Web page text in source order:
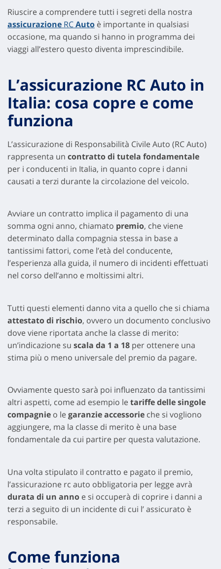
Riuscire a comprendere tutti i segreti della nostra
assicurazione RCAuto è importante in qualsiasi
occasione, ma quando si hanno in programma dei
viaggi all’estero questo diventa imprescindibile.
L’assicurazione RC Auto in
Italia: cosa copre e come
funziona
L’assicurazione di Responsabilità Civile Auto (RC Auto)
rappresenta un contratto di tutela fondamentale
per i conducenti in Italia, in quanto copre i danni
causati a terzi durante la circolazione del veicolo.
Avviare un contratto implica il pagamento di una
somma ogni anno, chiamato premio, che viene
determinato dalla compagnia stessa in base a
tantissimi fattori, come l’età del conducente,
l’esperienza alla guida, il numero di incidenti effettuati
nel corso dell’anno e moltissimi altri.
Tutti questi elementi danno vita a quello che si chiama
attestato di rischio, ovvero un documento conclusivo
dove viene riportata anche la classe di merito:
un’indicazione su scala da 1 a 18 per ottenere una
stima più o meno universale del premio da pagare.
Ovviamente questo sarà poi influenzato da tantissimi
altri aspetti, come ad esempio letariffe delle singole
compagnie o legaranzie accessorie che si vogliono
aggiungere, ma la classe di merito è una base
fondamentale da cui partire per questa valutazione.
Una volta stipulato il contratto e pagato il premio,
l’assicurazione rc auto obbligatoria per legge avrà
durata di un anno e si occuperà di coprire i danni a
terzi a seguito di un incidente di cui l’ assicurato è
responsabile.
Come funziona